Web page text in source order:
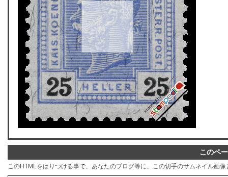
このペ
このHTMLをはりつける事で、あなたのブログ等に、この切手のサムネイル画